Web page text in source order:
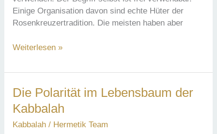
Einige Organisation davon sind echte Hüter der
Rosenkreuzertradition. Die meisten haben aber
Die
–
westliche
Weg
Weiterlesen »
Die Polarität im Lebensbaum der
Kabbalah
Kabbalah / Hermetik Team